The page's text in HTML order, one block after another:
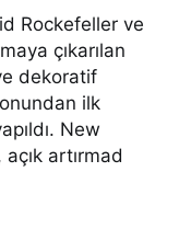
Rockefeller ve
çıkarılan
dekoratif
ilk
New
artırmad